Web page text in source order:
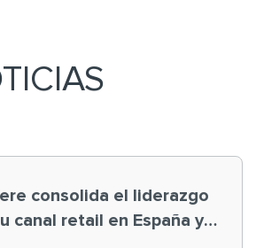
consolida el liderazgo
canal retail en España y